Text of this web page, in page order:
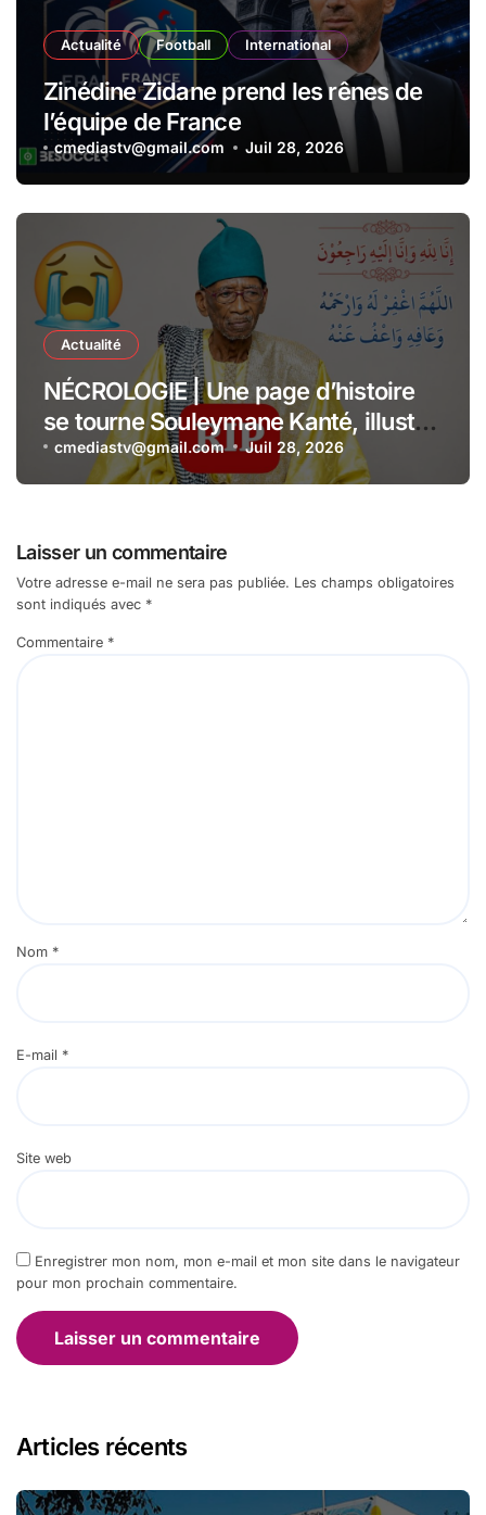
Actualité Football International
Zinédine Zidane prend les rênes de
l’équipe de France
cmediastv@gmail.com Juil 28, 2026
Actualité
NÉCROLOGIE | Une page d’histoire
se tourne Souleymane Kanté, illustre
collaborateur du Président Senghor,
s’est éteint à l’âge de 110 ans
cmediastv@gmail.com Juil 28, 2026
Laisser un commentaire
Votre adresse e-mail ne sera pas publiée. Les champs obligatoires
sont indiqués avec *
Commentaire *
Nom *
E-mail *
Site web
Enregistrer mon nom, mon e-mail et mon site dans le navigateur
pour mon prochain commentaire.
Articles récents